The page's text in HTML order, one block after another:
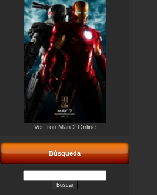
Ver Iron Man 2 Online
Búsqueda